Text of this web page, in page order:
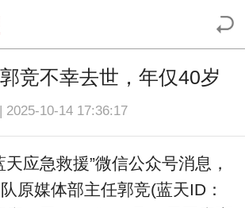
竞不幸去世，年仅40岁
2025-10-14 17:36:17
天应急救援”微信公众号消息，
原媒体部主任郭竞(蓝天ID：